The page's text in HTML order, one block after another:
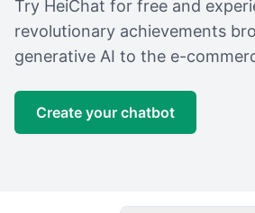
Try HeiChat for free and
revolutionary achievements
generative AI to the e-
Create your chatbot